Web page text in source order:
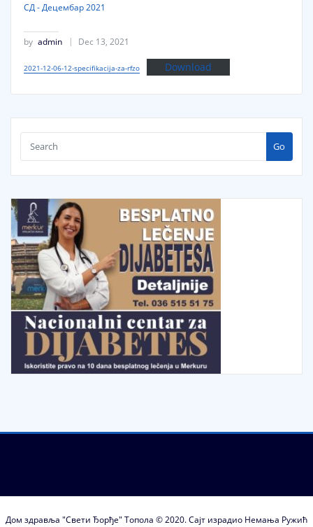
СД - Децембар 2021
by admin Dec 13, 2021
2021-12-06-12-specifikacija-za-rfzo Download
Go
Дом здравља "Свети Ђорђе" Топола © 2020. Сајт израдио Немања Ружић